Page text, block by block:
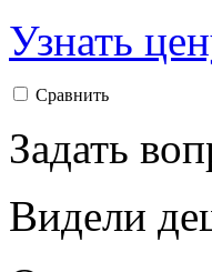
Узнать
Сравнить
Задать
Видели